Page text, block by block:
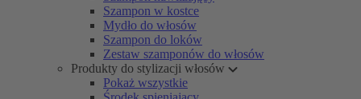
Szampon w kostce
Mydło do włosów
Szampon do loków
Zestaw szamponów do włosów
Produkty do stylizacji włosów
Pokaż wszystkie